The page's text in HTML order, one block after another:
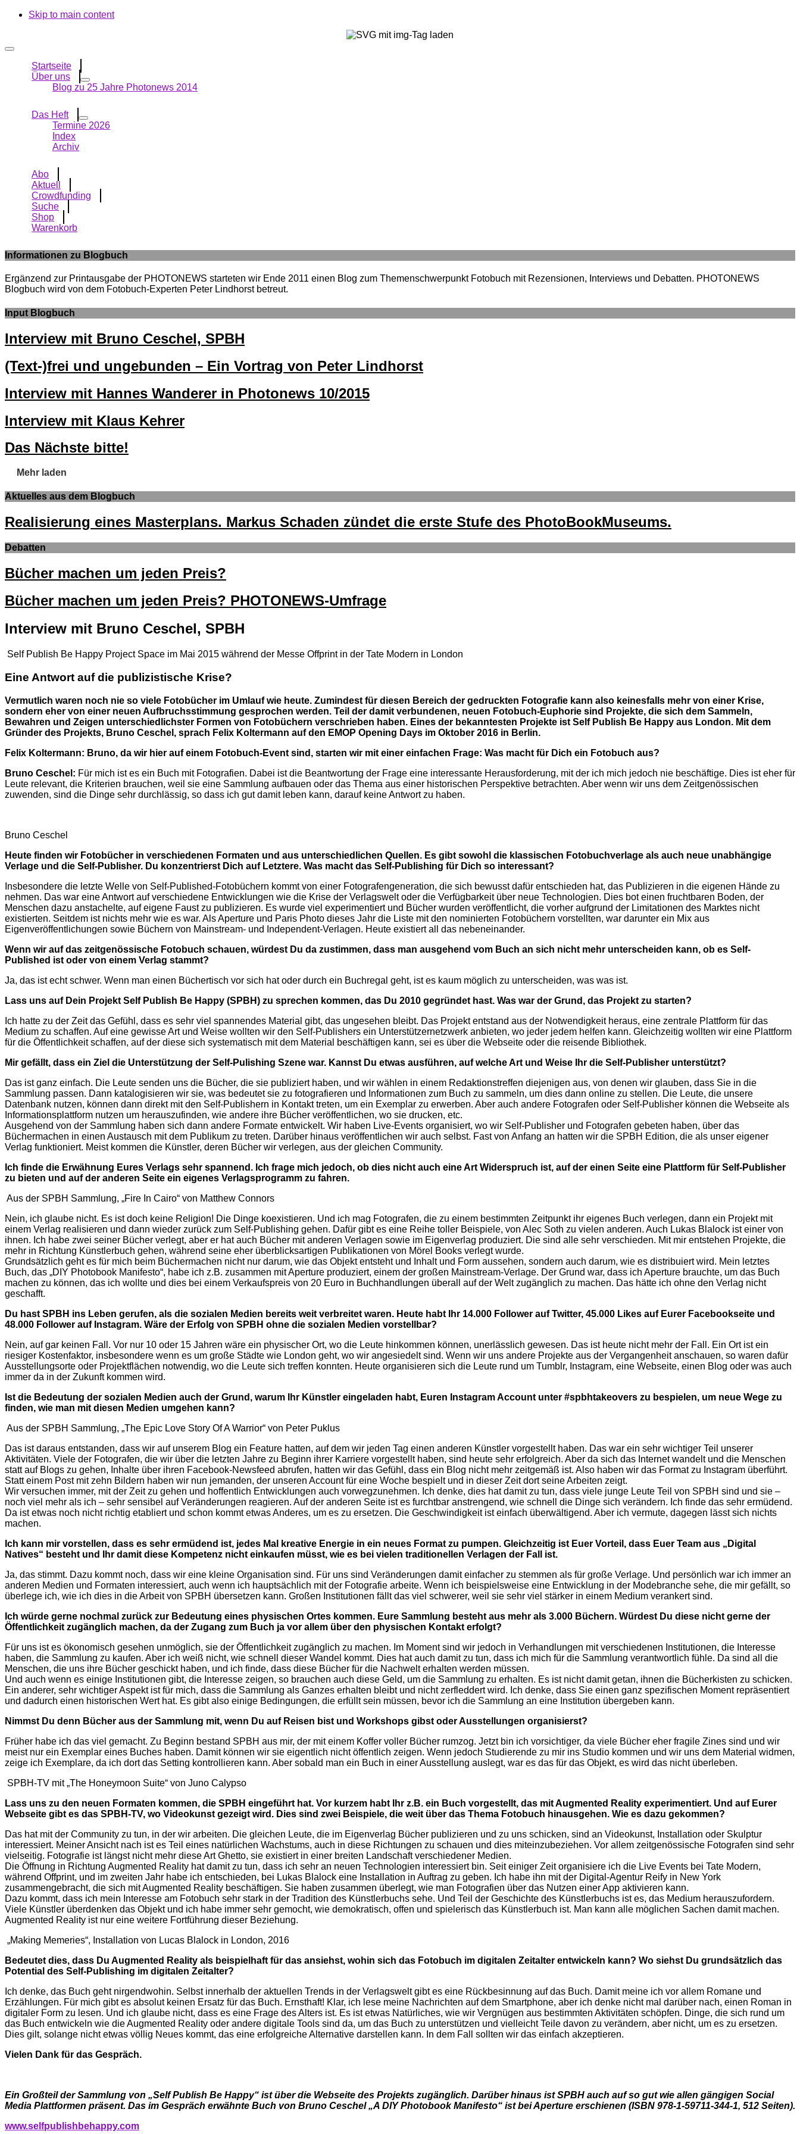
Skip to main content
Startseite
Über uns
Blog zu 25 Jahre Photonews 2014
Das Heft
Termine 2026
Index
Archiv
Abo
Aktuell
Crowdfunding
Suche
Shop
Warenkorb
Informationen zu Blogbuch
Ergänzend zur Printausgabe der PHOTONEWS starteten wir Ende 2011 einen Blog zum Themenschwerpunkt Fotobuch mit Rezensionen, Interviews und Debatten. PHOTONEWS
Blogbuch wird von dem Fotobuch-Experten Peter Lindhorst betreut.
Input Blogbuch
Interview mit Bruno Ceschel, SPBH
(Text-)frei und ungebunden – Ein Vortrag von Peter Lindhorst
Interview mit Hannes Wanderer in Photonews 10/2015
Interview mit Klaus Kehrer
Das Nächste bitte!
Mehr laden
Aktuelles aus dem Blogbuch
Realisierung eines Masterplans. Markus Schaden zündet die erste Stufe des PhotoBookMuseums.
Debatten
Bücher machen um jeden Preis?
Bücher machen um jeden Preis? PHOTONEWS-Umfrage
Interview mit Bruno Ceschel, SPBH
Self Publish Be Happy Project Space im Mai 2015 während der Messe Offprint in der Tate Modern in London
Eine Antwort auf die publizistische Krise?
Vermutlich waren noch nie so viele Fotobücher im Umlauf wie heute. Zumindest für diesen Bereich der gedruckten Fotografie kann also keinesfalls mehr von einer Krise,
sondern eher von einer neuen Aufbruchsstimmung gesprochen werden. Teil der damit verbundenen, neuen Fotobuch-Euphorie sind Projekte, die sich dem Sammeln,
Bewahren und Zeigen unterschiedlichster Formen von Fotobüchern verschrieben haben. Eines der bekanntesten Projekte ist Self Publish Be Happy aus London. Mit dem
Gründer des Projekts, Bruno Ceschel, sprach Felix Koltermann auf den EMOP Opening Days im Oktober 2016 in Berlin.
Felix Koltermann: Bruno, da wir hier auf einem Fotobuch-Event sind, starten wir mit einer einfachen Frage: Was macht für Dich ein Fotobuch aus?
Bruno Ceschel: Für mich ist es ein Buch mit Fotografien. Dabei ist die Beantwortung der Frage eine interessante Herausforderung, mit der ich mich jedoch nie beschäftige. Dies ist eher für
Leute relevant, die Kriterien brauchen, weil sie eine Sammlung aufbauen oder das Thema aus einer historischen Perspektive betrachten. Aber wenn wir uns dem Zeitgenössischen
zuwenden, sind die Dinge sehr durchlässig, so dass ich gut damit leben kann, darauf keine Antwort zu haben.
Bruno Ceschel
Heute finden wir Fotobücher in verschiedenen Formaten und aus unterschiedlichen Quellen. Es gibt sowohl die klassischen Fotobuchverlage als auch neue unabhängige
Verlage und die Self-Publisher. Du konzentrierst Dich auf Letztere. Was macht das Self-Publishing für Dich so interessant?
Insbesondere die letzte Welle von Self-Published-Fotobüchern kommt von einer Fotografengeneration, die sich bewusst dafür entschieden hat, das Publizieren in die eigenen Hände zu
nehmen. Das war eine Antwort auf verschiedene Entwicklungen wie die Krise der Verlagswelt oder die Verfügbarkeit über neue Technologien. Dies bot einen fruchtbaren Boden, der
Menschen dazu anstachelte, auf eigene Faust zu publizieren. Es wurde viel experimentiert und Bücher wurden veröffentlicht, die vorher aufgrund der Limitationen des Marktes nicht
existierten. Seitdem ist nichts mehr wie es war. Als Aperture und Paris Photo dieses Jahr die Liste mit den nominierten Fotobüchern vorstellten, war darunter ein Mix aus
Eigenveröffentlichungen sowie Büchern von Mainstream- und Independent-Verlagen. Heute existiert all das nebeneinander.
Wenn wir auf das zeitgenössische Fotobuch schauen, würdest Du da zustimmen, dass man ausgehend vom Buch an sich nicht mehr unterscheiden kann, ob es Self-
Published ist oder von einem Verlag stammt?
Ja, das ist echt schwer. Wenn man einen Büchertisch vor sich hat oder durch ein Buchregal geht, ist es kaum möglich zu unterscheiden, was was ist.
Lass uns auf Dein Projekt Self Publish Be Happy (SPBH) zu sprechen kommen, das Du 2010 gegründet hast. Was war der Grund, das Projekt zu starten?
Ich hatte zu der Zeit das Gefühl, dass es sehr viel spannendes Material gibt, das ungesehen bleibt. Das Projekt entstand aus der Notwendigkeit heraus, eine zentrale Plattform für das
Medium zu schaffen. Auf eine gewisse Art und Weise wollten wir den Self-Publishers ein Unterstützernetzwerk anbieten, wo jeder jedem helfen kann. Gleichzeitig wollten wir eine Plattform
für die Öffentlichkeit schaffen, auf der diese sich systematisch mit dem Material beschäftigen kann, sei es über die Webseite oder die reisende Bibliothek.
Mir gefällt, dass ein Ziel die Unterstützung der Self-Pulishing Szene war. Kannst Du etwas ausführen, auf welche Art und Weise Ihr die Self-Publisher unterstützt?
Das ist ganz einfach. Die Leute senden uns die Bücher, die sie publiziert haben, und wir wählen in einem Redaktionstreffen diejenigen aus, von denen wir glauben, dass Sie in die
Sammlung passen. Dann katalogisieren wir sie, was bedeutet sie zu fotografieren und Informationen zum Buch zu sammeln, um dies dann online zu stellen. Die Leute, die unsere
Datenbank nutzen, können dann direkt mit den Self-Publishern in Kontakt treten, um ein Exemplar zu erwerben. Aber auch andere Fotografen oder Self-Publisher können die Webseite als
Informationsplattform nutzen um herauszufinden, wie andere ihre Bücher veröffentlichen, wo sie drucken, etc.
Ausgehend von der Sammlung haben sich dann andere Formate entwickelt. Wir haben Live-Events organisiert, wo wir Self-Publisher und Fotografen gebeten haben, über das
Büchermachen in einen Austausch mit dem Publikum zu treten. Darüber hinaus veröffentlichen wir auch selbst. Fast von Anfang an hatten wir die SPBH Edition, die als unser eigener
Verlag funktioniert. Meist kommen die Künstler, deren Bücher wir verlegen, aus der gleichen Community.
Ich finde die Erwähnung Eures Verlags sehr spannend. Ich frage mich jedoch, ob dies nicht auch eine Art Widerspruch ist, auf der einen Seite eine Plattform für Self-Publisher
zu bieten und auf der anderen Seite ein eigenes Verlagsprogramm zu fahren.
Aus der SPBH Sammlung, „Fire In Cairo“ von Matthew Connors
Nein, ich glaube nicht. Es ist doch keine Religion! Die Dinge koexis­tieren. Und ich mag Fotografen, die zu einem bestimmten Zeitpunkt ihr eigenes Buch verlegen, dann ein Projekt mit
einem Verlag realisieren und dann wieder zurück zum Self-Publishing gehen. Dafür gibt es eine Reihe toller Beispiele, von Alec Soth zu vielen anderen. Auch Lukas Blalock ist einer von
ihnen. Ich habe zwei seiner Bücher verlegt, aber er hat auch Bücher mit anderen Verlagen sowie im Eigenverlag produziert. Die sind alle sehr verschieden. Mit mir entstehen Projekte, die
mehr in Richtung Künstlerbuch gehen, während seine eher überblicksartigen Publikationen von Mörel Books verlegt wurde.
Grundsätzlich geht es für mich beim Büchermachen nicht nur darum, wie das Objekt entsteht und Inhalt und Form aussehen, sondern auch darum, wie es distribuiert wird. Mein letztes
Buch, das „DIY Photobook Manifesto“, habe ich z.B. zusammen mit Aperture produziert, einem der großen Mainstream-Verlage. Der Grund war, dass ich Aperture brauchte, um das Buch
machen zu können, das ich wollte und dies bei einem Verkaufspreis von 20 Euro in Buchhandlungen überall auf der Welt zugänglich zu machen. Das hätte ich ohne den Verlag nicht
geschafft.
Du hast SPBH ins Leben gerufen, als die sozialen Medien bereits weit verbreitet waren. Heute habt Ihr 14.000 Follower auf Twitter, 45.000 Likes auf Eurer Facebookseite und
48.000 Follower auf Instagram. Wäre der Erfolg von SPBH ohne die sozialen Medien vorstellbar?
Nein, auf gar keinen Fall. Vor nur 10 oder 15 Jahren wäre ein physischer Ort, wo die Leute hinkommen können, unerlässlich gewesen. Das ist heute nicht mehr der Fall. Ein Ort ist ein
riesiger Kostenfaktor, insbesondere wenn es um große Städte wie London geht, wo wir angesiedelt sind. Wenn wir uns andere Projekte aus der Vergangenheit anschauen, so waren dafür
Ausstellungsorte oder Projektflächen notwendig, wo die Leute sich treffen konnten. Heute organisieren sich die Leute rund um Tumblr, Instagram, eine Webseite, einen Blog oder was auch
immer da in der Zukunft kommen wird.
Ist die Bedeutung der sozialen Medien auch der Grund, warum Ihr Künstler eingeladen habt, Euren Instagram Account unter #spbh­takeovers zu bespielen, um neue Wege zu
finden, wie man mit diesen Medien umgehen kann?
Aus der SPBH Sammlung, „The Epic Love Story Of A Warrior“ von Peter Puklus
Das ist daraus entstanden, dass wir auf unserem Blog ein Feature hatten, auf dem wir jeden Tag einen anderen Künstler vorgestellt haben. Das war ein sehr wichtiger Teil unserer
Aktivitäten. Viele der Fotografen, die wir über die letzten Jahre zu Beginn ihrer Karriere vorgestellt haben, sind heute sehr erfolgreich. Aber da sich das Internet wandelt und die Menschen
statt auf Blogs zu gehen, Inhalte über ihren Facebook-Newsfeed abrufen, hatten wir das Gefühl, dass ein Blog nicht mehr zeitgemäß ist. Also haben wir das Format zu Instagram überführt.
Statt einem Post mit zehn Bildern haben wir nun jemanden, der unseren Account für eine Woche bespielt und in dieser Zeit dort seine Arbeiten zeigt.
Wir versuchen immer, mit der Zeit zu gehen und hoffentlich Entwicklungen auch vorwegzunehmen. Ich denke, dies hat damit zu tun, dass viele junge Leute Teil von SPBH sind und sie –
noch viel mehr als ich – sehr sensibel auf Veränderungen reagieren. Auf der anderen Seite ist es furchtbar anstrengend, wie schnell die Dinge sich verändern. Ich finde das sehr ermüdend.
Da ist etwas noch nicht richtig etabliert und schon kommt etwas Anderes, um es zu ersetzen. Die Geschwindigkeit ist einfach überwältigend. Aber ich vermute, dagegen lässt sich nichts
machen.
Ich kann mir vorstellen, dass es sehr ermüdend ist, jedes Mal kreative Energie in ein neues Format zu pumpen. Gleichzeitig ist Euer Vorteil, dass Euer Team aus „Digital
Natives“ besteht und Ihr damit diese Kompetenz nicht einkaufen müsst, wie es bei vielen traditionellen Verlagen der Fall ist.
Ja, das stimmt. Dazu kommt noch, dass wir eine kleine Organisation sind. Für uns sind Veränderungen damit einfacher zu stemmen als für große Verlage. Und persönlich war ich immer an
anderen Medien und Formaten interessiert, auch wenn ich hauptsächlich mit der Fotografie arbeite. Wenn ich beispielsweise eine Entwicklung in der Modebranche sehe, die mir gefällt, so
überlege ich, wie ich dies in die Arbeit von SPBH übersetzen kann. Großen Ins­titutionen fällt das viel schwerer, weil sie sehr viel stärker in einem Medium verankert sind.
Ich würde gerne nochmal zurück zur Bedeutung eines physischen Ortes kommen. Eure Sammlung besteht aus mehr als 3.000 Büchern. Würdest Du diese nicht gerne der
Öffentlichkeit zugänglich machen, da der Zugang zum Buch ja vor allem über den physischen Kontakt erfolgt?
Für uns ist es ökonomisch gesehen unmöglich, sie der Öffentlichkeit zugänglich zu machen. Im Moment sind wir jedoch in Verhandlungen mit verschiedenen Institutionen, die Interesse
haben, die Sammlung zu kaufen. Aber ich weiß nicht, wie schnell dieser Wandel kommt. Dies hat auch damit zu tun, dass ich mich für die Sammlung verantwortlich fühle. Da sind all die
Menschen, die uns ihre Bücher geschickt haben, und ich finde, dass diese Bücher für die Nachwelt erhalten werden müssen.
Und auch wenn es einige Institutionen gibt, die Interesse zeigen, so brauchen auch diese Geld, um die Sammlung zu erhalten. Es ist nicht damit getan, ihnen die Bücher­kisten zu schicken.
Ein anderer, sehr wichtiger Aspekt ist für mich, dass die Sammlung als Ganzes erhalten bleibt und nicht zerfleddert wird. Ich denke, dass Sie einen ganz spezifischen Moment repräsentiert
und dadurch einen historischen Wert hat. Es gibt also einige Bedingungen, die erfüllt sein müssen, bevor ich die Sammlung an eine Institution übergeben kann.
Nimmst Du denn Bücher aus der Sammlung mit, wenn Du auf Reisen bist und Workshops gibst oder Ausstellungen organisierst?
Früher habe ich das viel gemacht. Zu Beginn bestand SPBH aus mir, der mit einem Koffer voller Bücher rumzog. Jetzt bin ich vorsichtiger, da viele Bücher eher fragile Zines sind und wir
meist nur ein Exemplar eines Buches haben. Damit können wir sie eigentlich nicht öffentlich zeigen. Wenn jedoch Studierende zu mir ins Studio kommen und wir uns dem Material widmen,
zeige ich Exemplare, da ich dort das Setting kontrollieren kann. Aber sobald man ein Buch in einer Ausstellung auslegt, war es das für das Objekt, es wird das nicht überleben.
SPBH-TV mit „The Honeymoon Suite“ von Juno Calypso
Lass uns zu den neuen Formaten kommen, die SPBH eingeführt hat. Vor kurzem habt Ihr z.B. ein Buch vorgestellt, das mit Augmented Reality experimentiert. Und auf Eurer
Webseite gibt es das SPBH-TV, wo Videokunst gezeigt wird. Dies sind zwei Beispiele, die weit über das Thema Fotobuch hinausgehen. Wie es dazu gekommen?
Das hat mit der Community zu tun, in der wir arbeiten. Die gleichen Leute, die im Eigenverlag Bücher publizieren und zu uns schicken, sind an Videokunst, Installation oder Skulptur
interessiert. Meiner Ansicht nach ist es Teil eines natürlichen Wachstums, auch in diese Richtungen zu schauen und dies miteinzubeziehen. Vor allem zeitgenössische Fotografen sind sehr
vielseitig. Fotografie ist längst nicht mehr diese Art Ghetto, sie existiert in einer breiten Landschaft verschiedener Medien.
Die Öffnung in Richtung Augmented Reality hat damit zu tun, dass ich sehr an neuen Technologien interessiert bin. Seit einiger Zeit organisiere ich die Live Events bei Tate Modern,
während Offprint, und im zweiten Jahr habe ich entschieden, bei Lukas Blalock eine Installation in Auftrag zu geben. Ich habe ihn mit der Digital-Agentur Reify in New York
zusammengebracht, die sich mit Augmented Reality beschäftigen. Sie haben zusammen überlegt, wie man Fotografien über das Nutzen einer App aktivieren kann.
Dazu kommt, dass ich mein Interesse am Fotobuch sehr stark in der Tradition des Künstlerbuchs sehe. Und Teil der Geschichte des Künstlerbuchs ist es, das Medium herauszufordern.
Viele Künstler überdenken das Objekt und ich habe immer sehr gemocht, wie demokratisch, offen und spielerisch das Künstlerbuch ist. Man kann alle möglichen Sachen damit machen.
Augmented Reality ist nur eine weitere Fortführung dieser Beziehung.
„Making Memeries“, Installation von Lucas Blalock in London, 2016
Bedeutet dies, dass Du Augmented Reality als beispielhaft für das ansiehst, wohin sich das Fotobuch im digitalen Zeitalter entwickeln kann? Wo siehst Du grundsätzlich das
Potential des Self-Publishing im digitalen Zeitalter?
Ich denke, das Buch geht nirgendwohin. Selbst innerhalb der aktuellen Trends in der Verlagswelt gibt es eine Rückbesinnung auf das Buch. Damit meine ich vor allem Romane und
Erzählungen. Für mich gibt es absolut keinen Ersatz für das Buch. Ernsthaft! Klar, ich lese meine Nachrichten auf dem Smartphone, aber ich denke nicht mal darüber nach, einen Roman in
digitaler Form zu lesen. Und ich glaube nicht, dass es eine Frage des Alters ist. Es ist etwas Natürliches, wie wir Vergnügen aus bestimmten Aktivitäten schöpfen. Dinge, die sich rund um
das Buch entwickeln wie die Augmented Reality oder andere digitale Tools sind da, um das Buch zu unterstützen und vielleicht Teile davon zu verändern, aber nicht, um es zu ersetzen.
Dies gilt, solange nicht etwas völlig Neues kommt, das eine erfolgreiche Alternative darstellen kann. In dem Fall sollten wir das einfach akzeptieren.
Vielen Dank für das Gespräch.
Ein Großteil der Sammlung von „Self Publish Be Happy“ ist über die Webseite des Projekts zugänglich. Darüber hinaus ist SPBH auch auf so gut wie allen gängigen Social
Media Plattformen präsent. Das im Gespräch erwähnte Buch von Bruno Ceschel „A DIY Photobook Manifesto“ ist bei Aperture erschienen (ISBN 978-1-59711-344-1, 512 Seiten).
www.selfpublishbehappy.com